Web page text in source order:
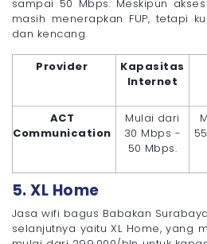
sampai 50 Mbps. Meskipun
masih menerapkan FUP, tetapi
dan kencang.
Provider
Kapasitas
Internet
ACT
Communication
Mulai dari
30 Mbps -
50 Mbps.
5. XL Home
Jasa wifi bagus Babakan
selanjutnya yaitu XL Home, yang